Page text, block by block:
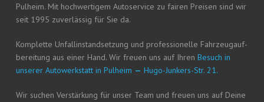
Pul­heim. Mit hoch­wer­ti­gem Auto­ser­vice zu fai­ren Prei­sen sind wir
seit 1995 zuver­läs­sig für Sie da.
Kom­plet­te Unfall­in­stand­set­zung und pro­fes­sio­nel­le Fahr­zeug­auf­
be­rei­tung aus einer Hand. Wir freu­en uns auf Ihren Besuch in
unse­rer Auto­werk­statt in Pul­heim — Hugo-Jun­kers-Str. 21.
Wir suchen Ver­stär­kung für unser Team und freu­en uns auf Dei­ne